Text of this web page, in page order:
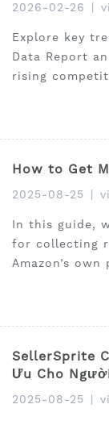
2026-02-26
Explore key
Data Report
rising
How to Get
2025-08-25
In this guide,
for collecting
Amazon’s
SellerSprite
Ưu Cho
2025-08-25